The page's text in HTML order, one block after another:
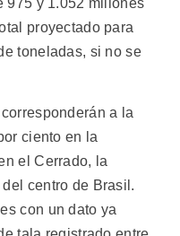
proyectado para
toneladas, si no se
a la
ciento en la
el Cerrado, la
centro de Brasil.
con un dato ya